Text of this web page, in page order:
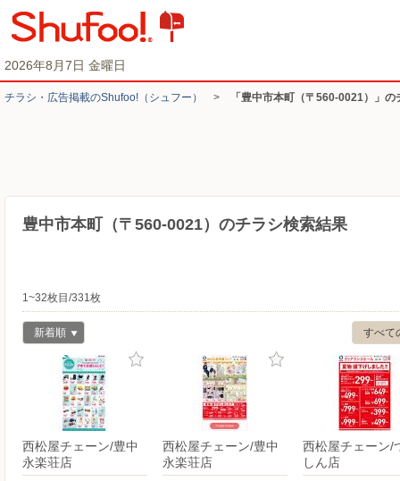
2026年8月7日 金曜日
チラシ・​広告掲載の​Shufoo!​（シュフー） > 「豊中市本町（〒560-0021）」
豊中市本町（〒560-0021）のチラシ検索結果
1~32枚目/331枚
すべて
新着順
西松屋チェーン/豊中
永楽荘店
西松屋チェーン/豊中
永楽荘店
西松屋チェーン/
しん店